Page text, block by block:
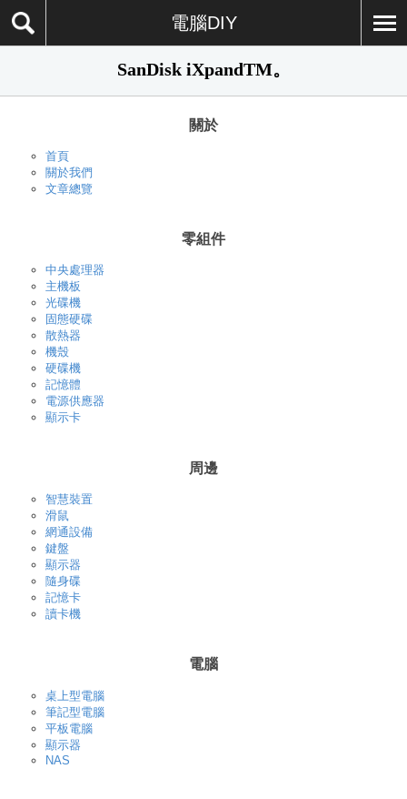
電腦DIY
SanDisk iXpandTM。
關於
首頁
關於我們
文章總覽
零組件
中央處理器
主機板
光碟機
固態硬碟
散熱器
機殼
硬碟機
記憶體
電源供應器
顯示卡
周邊
智慧裝置
滑鼠
網通設備
鍵盤
顯示器
隨身碟
記憶卡
讀卡機
電腦
桌上型電腦
筆記型電腦
平板電腦
顯示器
NAS